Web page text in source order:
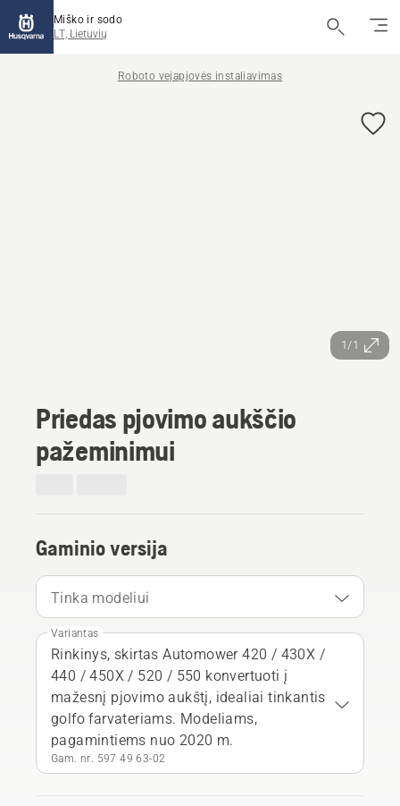
Miško ir sodo
LT, Lietuvių
Roboto vejapjovės instaliavimas
1/1
Priedas pjovimo aukščio
pažeminimui
Gaminio versija
Tinka modeliui
Variantas
Rinkinys, skirtas Automower 420 / 430X /
440 / 450X / 520 / 550 konvertuoti į
mažesnį pjovimo aukštį, idealiai tinkantis
golfo farvateriams. Modeliams,
pagamintiems nuo 2020 m.
Gam. nr. 597 49 63‑02